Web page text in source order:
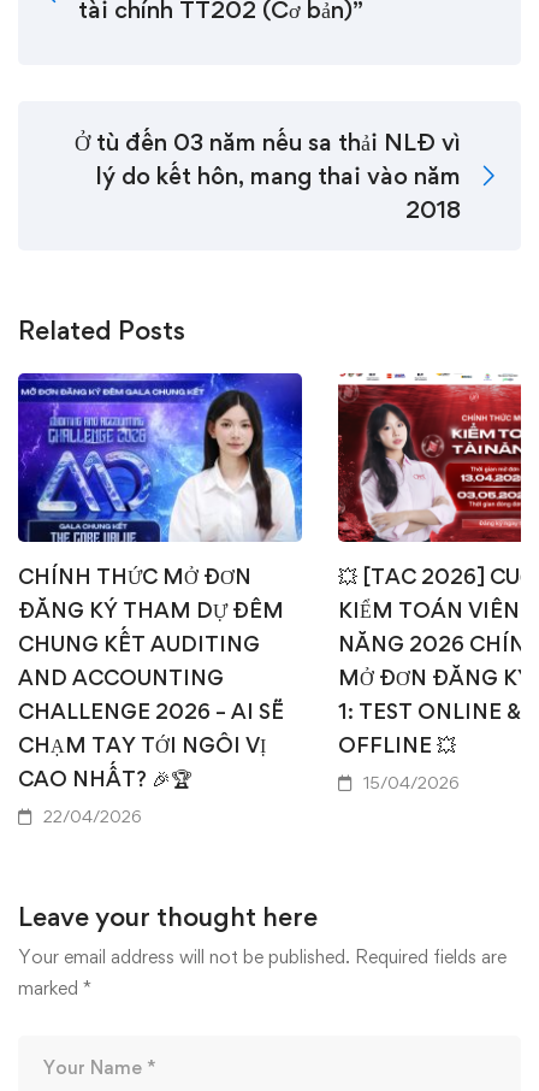
tài chính TT202 (Cơ bản)”
Ở tù đến 03 năm nếu sa thải NLĐ vì
lý do kết hôn, mang thai vào năm
2018
Related Posts
CHÍNH THỨC MỞ ĐƠN
ĐĂNG KÝ THAM DỰ ĐÊM
CHUNG KẾT AUDITING
AND ACCOUNTING
CHALLENGE 2026 – AI SẼ
CHẠM TAY TỚI NGÔI VỊ
CAO NHẤT? 🎉🏆
22/04/2026
💥 [TAC 2026]
KIỂM TOÁN VIÊN
NĂNG 2026
MỞ ĐƠN ĐĂNG KÝ
1: TEST ONLINE &
OFFLINE 💥
15/04/2026
Leave your thought here
Your email address will not be published. Required fields are
marked *